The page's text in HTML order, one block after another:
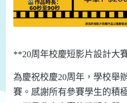
**20周年校慶短影片設計大
為慶祝校慶20周年，學校舉
賽。感謝所有參賽學生的積